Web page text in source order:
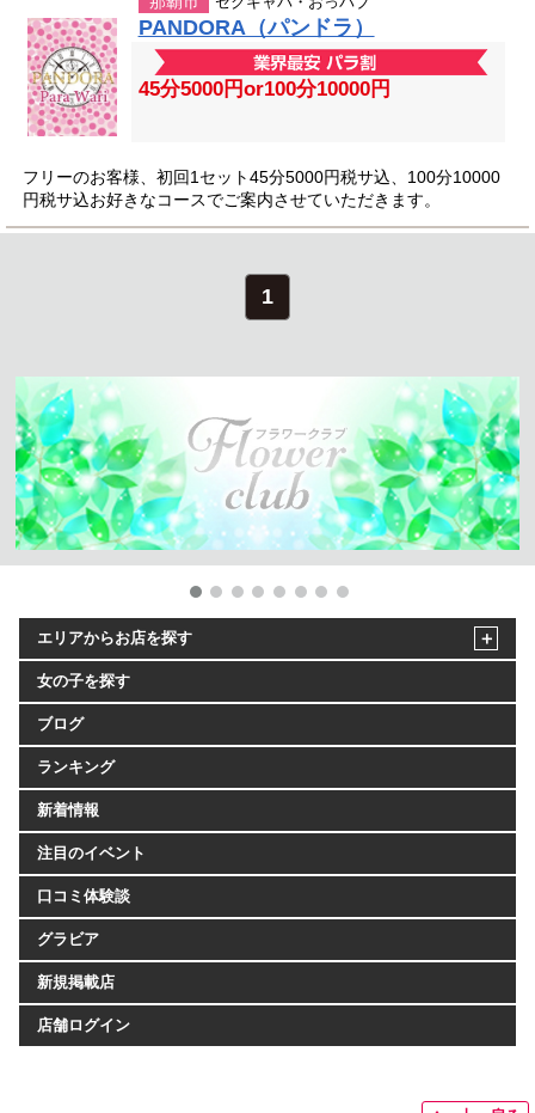
PANDORA（パンドラ）
45分5000円or100分10000円
フリーのお客様、初回1セット45分5000円税サ込、100分10000
円税サ込お好きなコースでご案内させていただきます。
1
エリアからお店を探す
女の子を探す
ブログ
ランキング
新着情報
注目のイベント
口コミ体験談
グラビア
新規掲載店
店舗ログイン